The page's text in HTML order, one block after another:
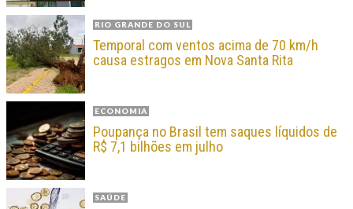
RIO GRANDE DO SUL
Temporal com ventos acima de 70 km/h
causa estragos em Nova Santa Rita
ECONOMIA
Poupança no Brasil tem saques líquidos de
R$ 7,1 bilhões em julho
SAÚDE